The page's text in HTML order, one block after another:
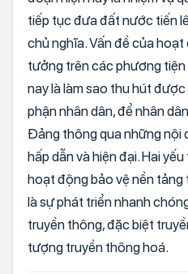
tiếp tục đưa đất nước tiến
chủ nghĩa. Vấn đề của
tưởng trên các phương
nay là làm sao thu hút
phận nhân dân, để nhân
Đảng thông qua những nội
hấp dẫn và hiện đại. Hai
hoạt động bảo vệ nền
là sự phát triển nhanh
truyền thông, đặc biệt
tượng truyền thông hoá.